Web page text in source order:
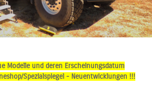
Modelle und deren Erscheinungsdatum
Spezialspiegel - Neuentwicklungen !!!